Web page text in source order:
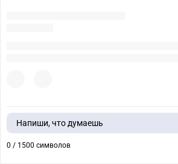
Напиши, что думаешь
0 / 1500 символов